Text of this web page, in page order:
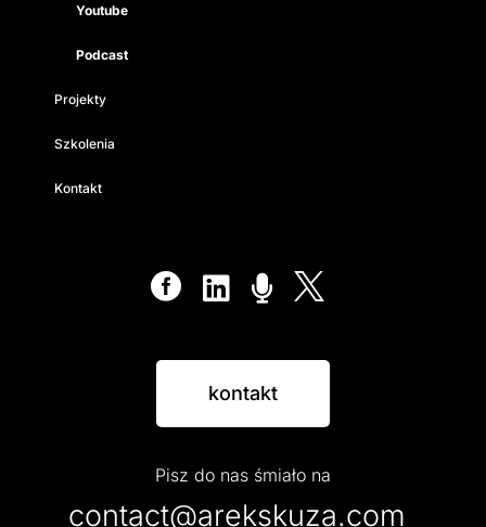
Youtube
Podcast
Projekty
Szkolenia
Kontakt
   
kontakt
Pisz do nas śmiało na
contact@arekskuza.com